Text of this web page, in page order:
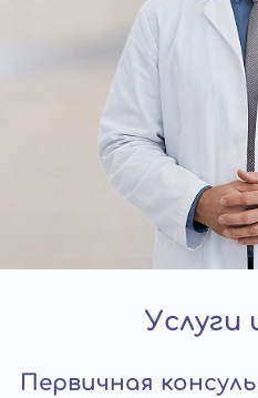
Услуги
Первичная